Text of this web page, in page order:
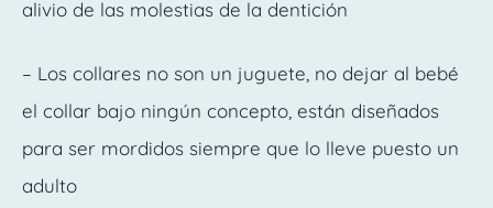
alivio de las molestias de la dentición
– Los collares no son un juguete, no dejar al bebé
el collar bajo ningún concepto, están diseñados
para ser mordidos siempre que lo lleve puesto un
adulto